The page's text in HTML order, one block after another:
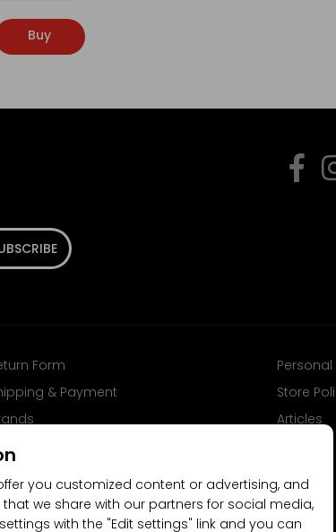
Buy
Form
& Payment
Store
Articles
us on Facebook
you customized content or advertising, and
we share with our partners for social media,
with the "Edit settings" link and you can